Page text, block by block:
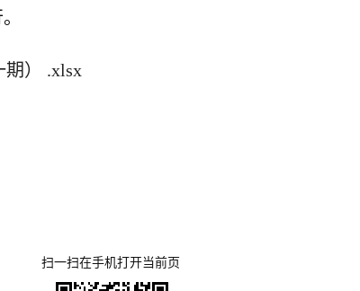
期） .xlsx
扫一扫在手机打开当前页